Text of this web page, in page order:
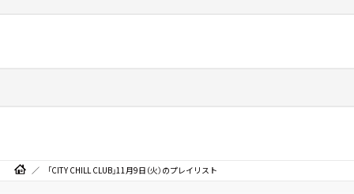
「CITY CHILL CLUB」11月9日（火）のプレイリスト